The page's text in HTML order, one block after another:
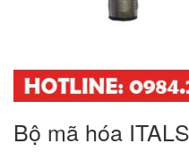
Bộ mã hóa